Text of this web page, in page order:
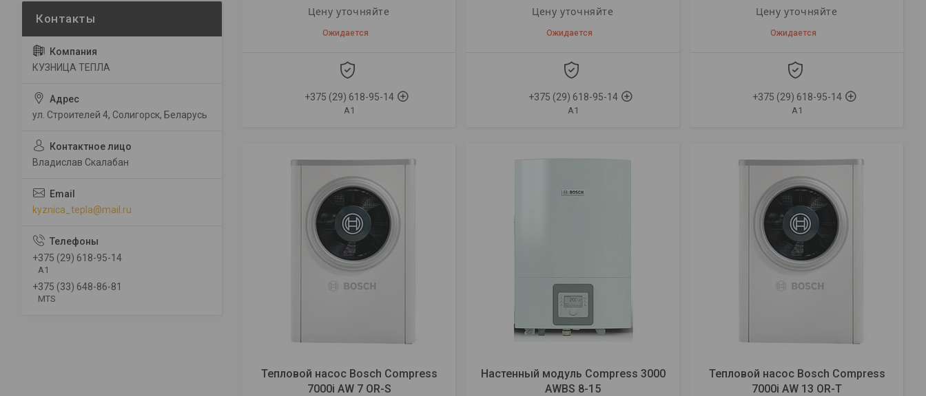
Цену уточняйте
Ожидается
+375 (29) 618-95-14
A1
Цену уточняйте
Ожидается
+375 (29) 618-95-14
A1
Цену уточняйте
Ожидается
+375 (29) 618-95-14
A1
Тепловой насос Bosch Compress
7000i AW 7 OR-S
Настенный модуль Compress 3000
AWBS 8-15
Тепловой насос Bosch Compress
7000i AW 13 OR-T
КУЗНИЦА ТЕПЛА
ул. Строителей 4, Солигорск, Беларусь
Владислав Скалабан
kyznica_tepla@mail.ru
+375 (29) 618-95-14
A1
+375 (33) 648-86-81
MTS